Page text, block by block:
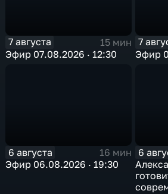
7 августа
15 мин
Эфир 07.08.2026 · 12:30
7
Эфир
6 августа
16 мин
Эфир 06.08.2026 · 19:30
6